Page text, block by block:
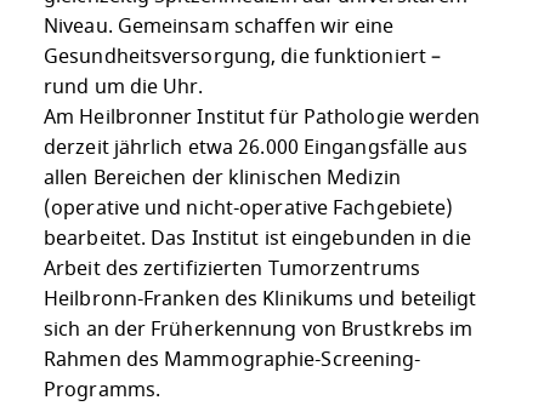
Niveau. Gemeinsam schaffen wir eine
Gesundheitsversorgung, die funktioniert –
rund um die Uhr.
Am Heilbronner Institut für Pathologie werden
derzeit jährlich etwa 26.000 Eingangsfälle aus
allen Bereichen der klinischen Medizin
(operative und nicht-operative Fachgebiete)
bearbeitet. Das Institut ist eingebunden in die
Arbeit des zertifizierten Tumorzentrums
Heilbronn-Franken des Klinikums und beteiligt
sich an der Früherkennung von Brustkrebs im
Rahmen des Mammographie-Screening-
Programms.